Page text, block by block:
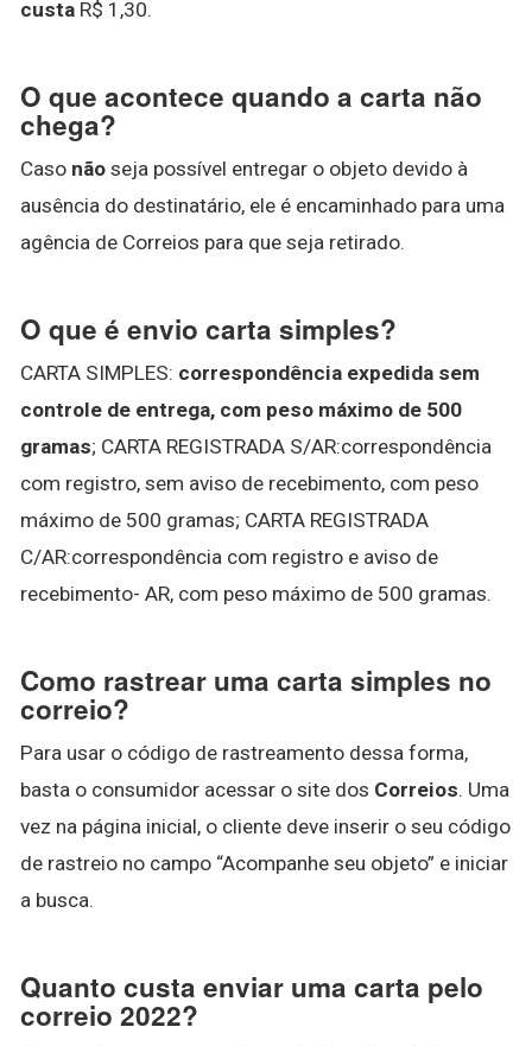
custa R$ 1,30.
O que acontece quando a carta não
chega?
Caso não seja possível entregar o objeto devido à
ausência do destinatário, ele é encaminhado para uma
agência de Correios para que seja retirado.
O que é envio carta simples?
CARTA SIMPLES: correspondência expedida sem
controle de entrega, com peso máximo de 500
gramas; CARTA REGISTRADA S/AR:correspondência
com registro, sem aviso de recebimento, com peso
máximo de 500 gramas; CARTA REGISTRADA
C/AR:correspondência com registro e aviso de
recebimento- AR, com peso máximo de 500 gramas.
Como rastrear uma carta simples no
correio?
Para usar o código de rastreamento dessa forma,
basta o consumidor acessar o site dos Correios. Uma
vez na página inicial, o cliente deve inserir o seu código
de rastreio no campo “Acompanhe seu objeto” e iniciar
a busca.
Quanto custa enviar uma carta pelo
correio 2022?